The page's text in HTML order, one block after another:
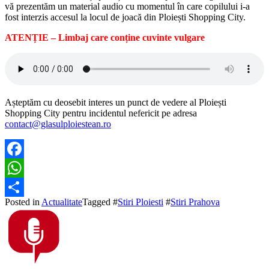
vă prezentăm un material audio cu momentul în care copilului i-a
fost interzis accesul la locul de joacă din Ploiești Shopping City.
ATENȚIE – Limbaj care conține cuvinte vulgare
Așteptăm cu deosebit interes un punct de vedere al Ploiești
Shopping City pentru incidentul nefericit pe adresa
contact@glasulploiestean.ro
Facebook
WhatsApp
Partajează
Posted inActualitateTagged #Stiri Ploiesti #Stiri Prahova